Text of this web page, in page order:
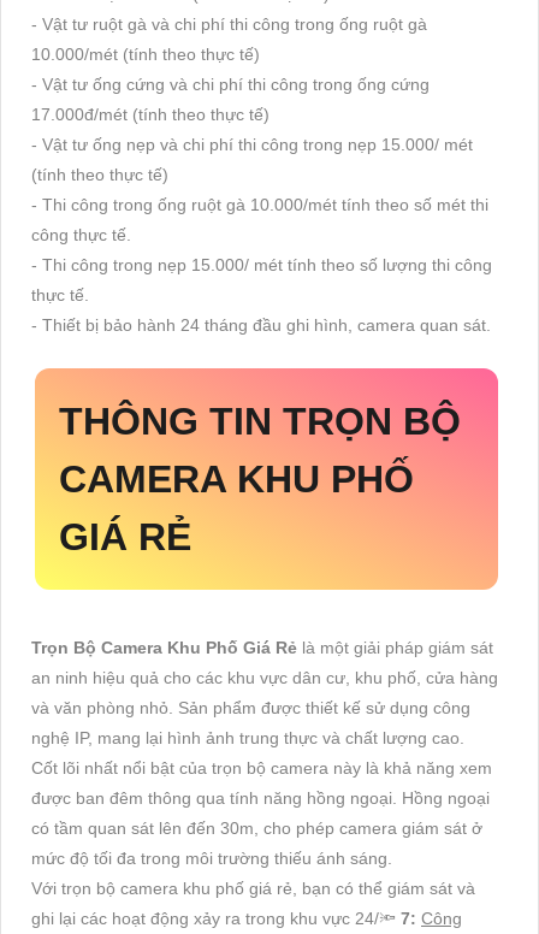
- Vật tư ruột gà và chi phí thi công trong ống ruột gà
10.000/mét (tính theo thực tế)
- Vật tư ống cứng và chi phí thi công trong ống cứng
17.000đ/mét (tính theo thực tế)
- Vật tư ống nẹp và chi phí thi công trong nẹp 15.000/ mét
(tính theo thực tế)
- Thi công trong ống ruột gà 10.000/mét tính theo số mét thi
công thực tế.
- Thi công trong nẹp 15.000/ mét tính theo số lượng thi công
thực tế.
- Thiết bị bảo hành 24 tháng đầu ghi hình, camera quan sát.
THÔNG TIN TRỌN BỘ
CAMERA KHU PHỐ
GIÁ RẺ
Trọn Bộ Camera Khu Phố Giá Rẻ là một giải pháp giám sát
an ninh hiệu quả cho các khu vực dân cư, khu phố, cửa hàng
và văn phòng nhỏ. Sản phẩm được thiết kế sử dụng công
nghệ IP, mang lại hình ảnh trung thực và chất lượng cao.
Cốt lõi nhất nổi bật của trọn bộ camera này là khả năng xem
được ban đêm thông qua tính năng hồng ngoại. Hồng ngoại
có tầm quan sát lên đến 30m, cho phép camera giám sát ở
mức độ tối đa trong môi trường thiếu ánh sáng.
Với trọn bộ camera khu phố giá rẻ, bạn có thể giám sát và
ghi lại các hoạt động xảy ra trong khu vực 24/🔦 7: Công